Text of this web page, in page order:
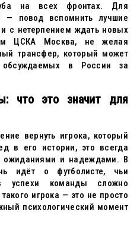
на всех фронтах. Для
— повод вспомнить лучшие
с нетерпением ждать новых
ЦСКА Москва, не желая
трансфер, который может
в России за
что это значит для
вернуть игрока, который
в его истории, это всегда
ожиданиями и надеждами. В
идёт о футболисте, чьи
команды сложно
игрока — это не просто
психологический момент